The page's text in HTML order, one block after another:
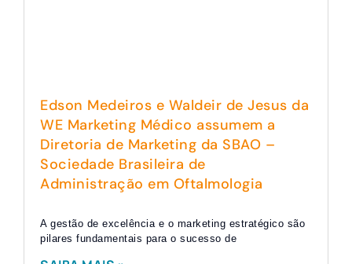
Edson Medeiros e Waldeir de Jesus da
WE Marketing Médico assumem a
Diretoria de Marketing da SBAO –
Sociedade Brasileira de
Administração em Oftalmologia
A gestão de excelência e o marketing estratégico são
pilares fundamentais para o sucesso de